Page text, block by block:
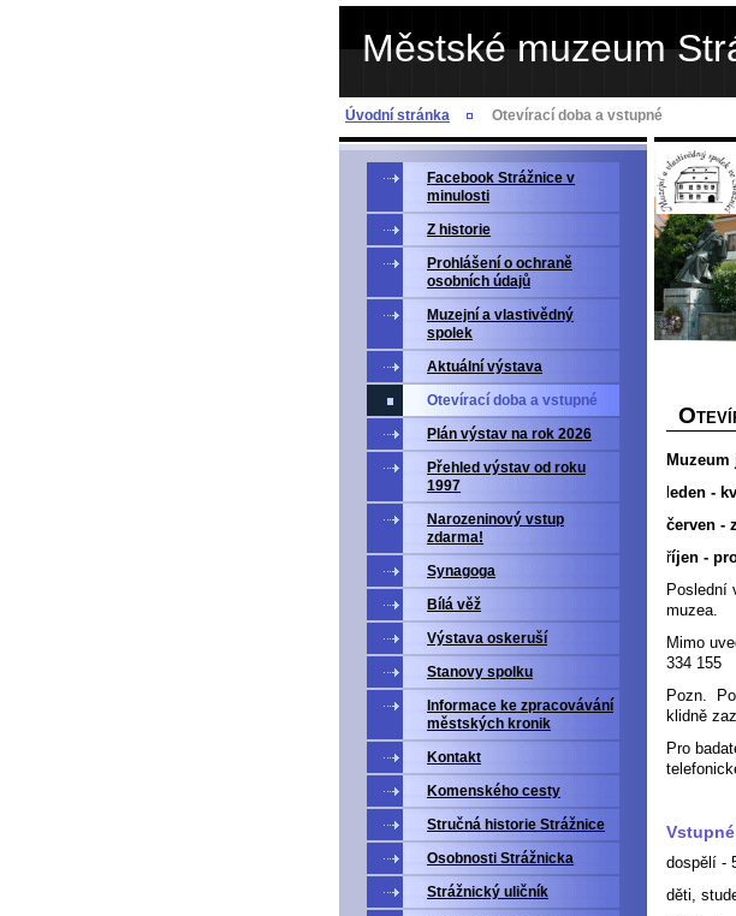
Městské muzeum
Úvodní stránka Otevírací doba a vstupné
O
eden -
říjen -
Poslední
muzea.
Mimo
334
Pozn.
klidně
Pro
Facebook Strážnice v
minulosti
Z historie
Prohlášení o ochraně
osobních údajů
Muzejní a vlastivědný
spolek
Aktuální výstava
Otevírací doba a vstupné
Plán výstav na rok 2026
Přehled výstav od roku
1997
Narozeninový vstup
zdarma!
Synagoga
Bílá věž
Výstava oskeruší
Stanovy spolku
Informace ke zpracovávání
městských kronik
Kontakt
Komenského cesty
Stručná historie Strážnice
Osobnosti Strážnicka
Strážnický uličník